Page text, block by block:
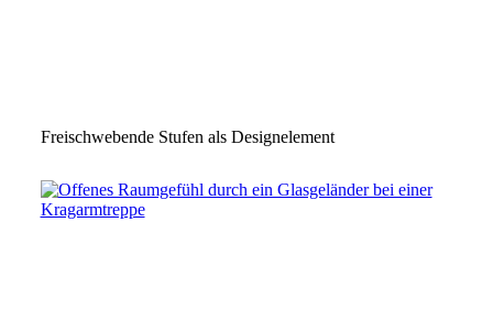
Freischwebende Stufen als Designelement